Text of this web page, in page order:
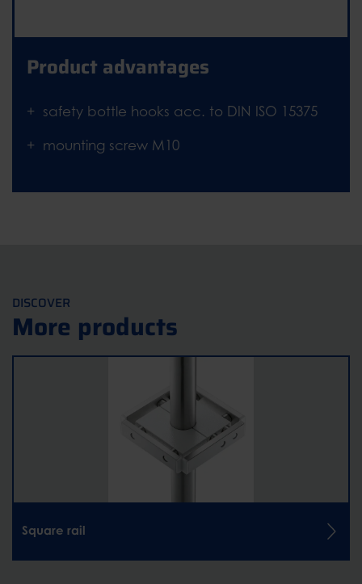
Product advantages
safety bottle hooks acc. to DIN ISO 15375
mounting screw M10
DISCOVER
More products
Square rail